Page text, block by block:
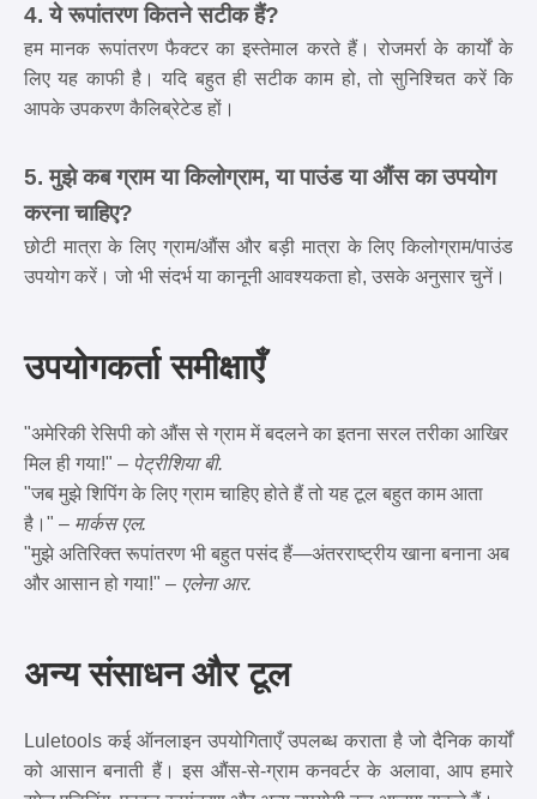
4. ये रूपांतरण कितने सटीक हैं?
हम मानक रूपांतरण फैक्टर का इस्तेमाल करते हैं। रोजमर्रा के कार्यों के
लिए यह काफी है। यदि बहुत ही सटीक काम हो, तो सुनिश्चित करें कि
आपके उपकरण कैलिब्रेटेड हों।
5. मुझे कब ग्राम या किलोग्राम, या पाउंड या औंस का उपयोग
करना चाहिए?
छोटी मात्रा के लिए ग्राम/औंस और बड़ी मात्रा के लिए किलोग्राम/पाउंड
उपयोग करें। जो भी संदर्भ या कानूनी आवश्यकता हो, उसके अनुसार चुनें।
उपयोगकर्ता समीक्षाएँ
"अमेरिकी रेसिपी को औंस से ग्राम में बदलने का इतना सरल तरीका आखिर
मिल ही गया!" – पेट्रीशिया बी.
"जब मुझे शिपिंग के लिए ग्राम चाहिए होते हैं तो यह टूल बहुत काम आता
है।" – मार्कस एल.
"मुझे अतिरिक्त रूपांतरण भी बहुत पसंद हैं—अंतरराष्ट्रीय खाना बनाना अब
और आसान हो गया!" – एलेना आर.
अन्य संसाधन और टूल
Luletools कई ऑनलाइन उपयोगिताएँ उपलब्ध कराता है जो दैनिक कार्यों
को आसान बनाती हैं। इस औंस-से-ग्राम कनवर्टर के अलावा, आप हमारे